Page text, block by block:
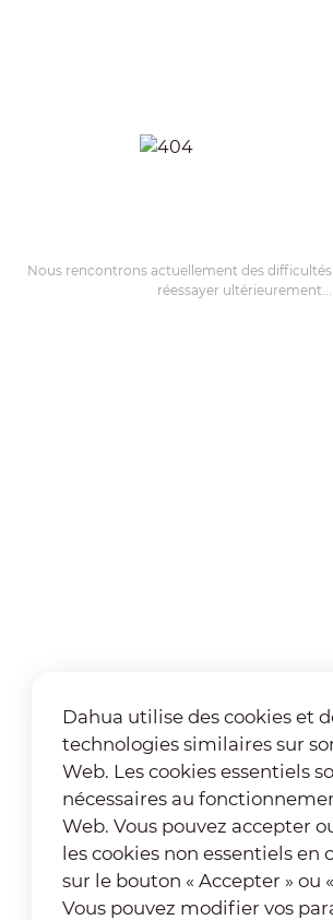
Nous rencontrons actuellement des difficultés
réessayer ultérieurement...
Dahua utilise des cookies et
technologies similaires sur
Web. Les cookies essentiels
nécessaires au
Web. Vous pouvez accepter
les cookies non essentiels en
sur le bouton « Accepter » ou
Vous pouvez modifier vos